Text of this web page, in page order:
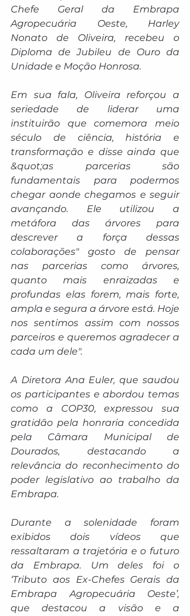
Chefe Geral da Embrapa
Agropecuária Oeste, Harley
Nonato de Oliveira, recebeu o
Diploma de Jubileu de Ouro da
Unidade e Moção Honrosa.
Em sua fala, Oliveira reforçou a
seriedade de liderar uma
instituirão que comemora meio
século de ciência, história e
transformação e disse ainda que
&quot;as parcerias são
fundamentais para podermos
chegar aonde chegamos e seguir
avançando. Ele utilizou a
metáfora das árvores para
descrever a força dessas
colaborações" gosto de pensar
nas parcerias como árvores,
quanto mais enraizadas e
profundas elas forem, mais forte,
ampla e segura a árvore está. Hoje
nos sentimos assim com nossos
parceiros e queremos agradecer a
cada um dele".
A Diretora Ana Euler, que saudou
os participantes e abordou temas
como a COP30, expressou sua
gratidão pela honraria concedida
pela Câmara Municipal de
Dourados, destacando a
relevância do reconhecimento do
poder legislativo ao trabalho da
Embrapa.
Durante a solenidade foram
exibidos dois vídeos que
ressaltaram a trajetória e o futuro
da Embrapa. Um deles foi o
‘Tributo aos Ex-Chefes Gerais da
Embrapa Agropecuária Oeste’,
que destacou a visão e a